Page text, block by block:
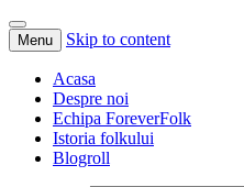
Menu Skip to content
Acasa
Despre noi
Echipa ForeverFolk
Istoria folkului
Blogroll